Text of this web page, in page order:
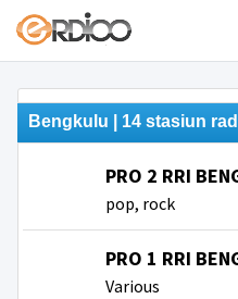
Bengkulu | 14 stasiun
PRO 2 RRI
pop, rock
PRO 1 RRI
Various